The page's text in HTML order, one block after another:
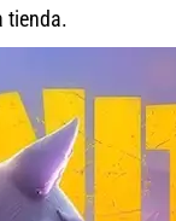
tienda.